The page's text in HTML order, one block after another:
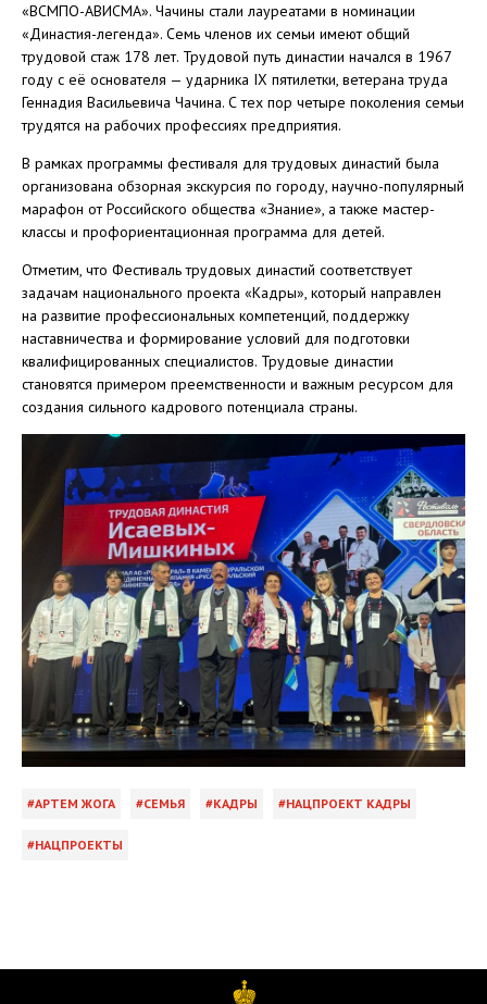
«ВСМПО-АВИСМА». Чачины стали лауреатами в номинации
«Династия-легенда». Семь членов их семьи имеют общий
трудовой стаж 178 лет. Трудовой путь династии начался в 1967
году с её основателя — ударника IX пятилетки, ветерана труда
Геннадия Васильевича Чачина. С тех пор четыре поколения семьи
трудятся на рабочих профессиях предприятия.
В рамках программы фестиваля для трудовых династий была
организована обзорная экскурсия по городу, научно-популярный
марафон от Российского общества «Знание», а также мастер-
классы и профориентационная программа для детей.
Отметим, что Фестиваль трудовых династий соответствует
задачам национального проекта «Кадры», который направлен
на развитие профессиональных компетенций, поддержку
наставничества и формирование условий для подготовки
квалифицированных специалистов. Трудовые династии
становятся примером преемственности и важным ресурсом для
создания сильного кадрового потенциала страны.
АРТЕМ ЖОГА СЕМЬЯ КАДРЫ НАЦПРОЕКТ КАДРЫ
НАЦПРОЕКТЫ